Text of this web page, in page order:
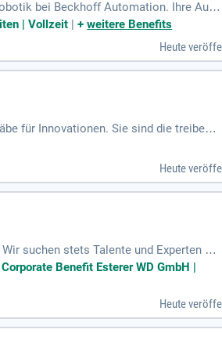
bei Beckhoff Automation. Ihre Aufg
Hilfen. Ideal ist ein abgeschlossen
Sie sollten sicher im Umgang
einen zukunftssicheren Arbeitsplatz mi
die Zukunft der Robotik mit uns!
| Vollzeit |+weitere Benefits
Heute
für Innovationen. Sie sind die treibend
großzügigen Arbeitsumfeld bieten
Wissenschaft und Gesellschaft gem
Sie Teil unseres dynamischen Teams!
Heute
suchen stets Talente und Experten auf
möchten.Benefit Esterer WD GmbH |
Heute